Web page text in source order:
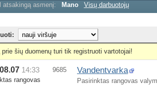
atsakingą asmenį: Mano Visų darbuotojų
prie šių duomenų turi tik registruoti vartotojai!
14:33
rangovas
9685 Vandentvarka
Pasirinktas rangovas